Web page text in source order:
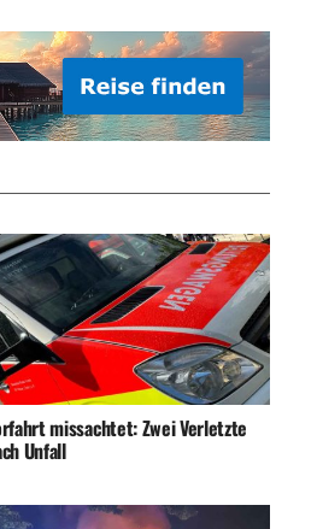
missachtet: Zwei Verletzte
Unfall